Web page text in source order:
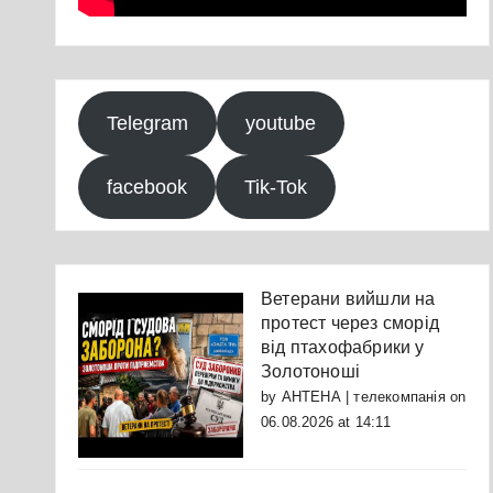
Telegram youtube
facebook Tik-Tok
Ветерани вийшли на
протест через сморід
від птахофабрики у
Золотоноші
by АНТЕНА | телекомпаніяon
06.08.2026 at 14:11